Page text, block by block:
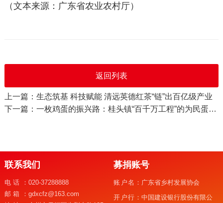
（文本来源：广东省农业农村厅）
返回列表
上一篇：生态筑基 科技赋能 清远英德红茶“链”出百亿级产业
下一篇：一枚鸡蛋的振兴路：桂头镇“百千万工程”的为民蛋业实践
联系我们
电话： 020-37288888
邮箱： gdxcfz@163.com
募捐账号
账户名： 广东省乡村发展协会
开户行：中国建设银行股份有限公